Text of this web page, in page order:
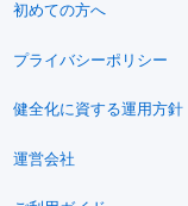
初めての方へ
プライバシーポリシー
健全化に資する運用方針
運営会社